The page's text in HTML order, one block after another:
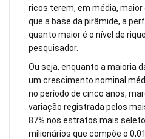
ricos terem, em média,
que a base da pirâmide, a
quanto maior é o nível de
pesquisador.
Ou seja, enquanto a maioria
um crescimento nominal
no período de cinco anos,
variação registrada pelos
87% nos estratos mais
milionários que compõe o